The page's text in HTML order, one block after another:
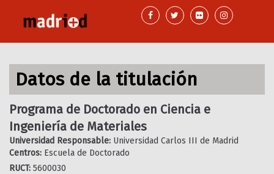
contenido
principal
Datos de la titulación
Programa de Doctorado en Ciencia e
Ingeniería de Materiales
Universidad Responsable: Universidad Carlos III de Madrid
Centros: Escuela de Doctorado
RUCT: 5600030